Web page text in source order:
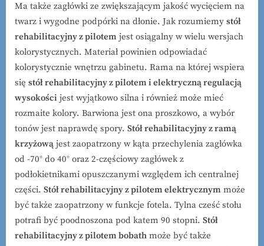
Ma także zagłówki ze zwiększającym jakość wycięciem na
twarz i wygodne podpórki na dłonie. Jak rozumiemy stół
rehabilitacyjny z pilotem jest osiągalny w wielu wersjach
kolorystycznych. Materiał powinien odpowiadać
kolorystycznie wnętrzu gabinetu. Rama na której wspiera
się stół rehabilitacyjny z pilotem i elektryczną regulacją
wysokości jest wyjątkowo silna i również może mieć
rozmaite kolory. Barwiona jest ona proszkowo, a wybór
tonów jest naprawdę spory. Stół rehabilitacyjny z ramą
krzyżową jest zaopatrzony w kąta przechylenia zagłówka
od -70° do 40° oraz 2-częściowy zagłówek z
podłokietnikami opuszczanymi względem ich centralnej
części. Stół rehabilitacyjny z pilotem elektrycznym może
być także zaopatrzony w funkcje fotela. Tylna cześć stołu
potrafi być poodnoszona pod katem 90 stopni. Stół
rehabilitacyjny z pilotem bobath może być także